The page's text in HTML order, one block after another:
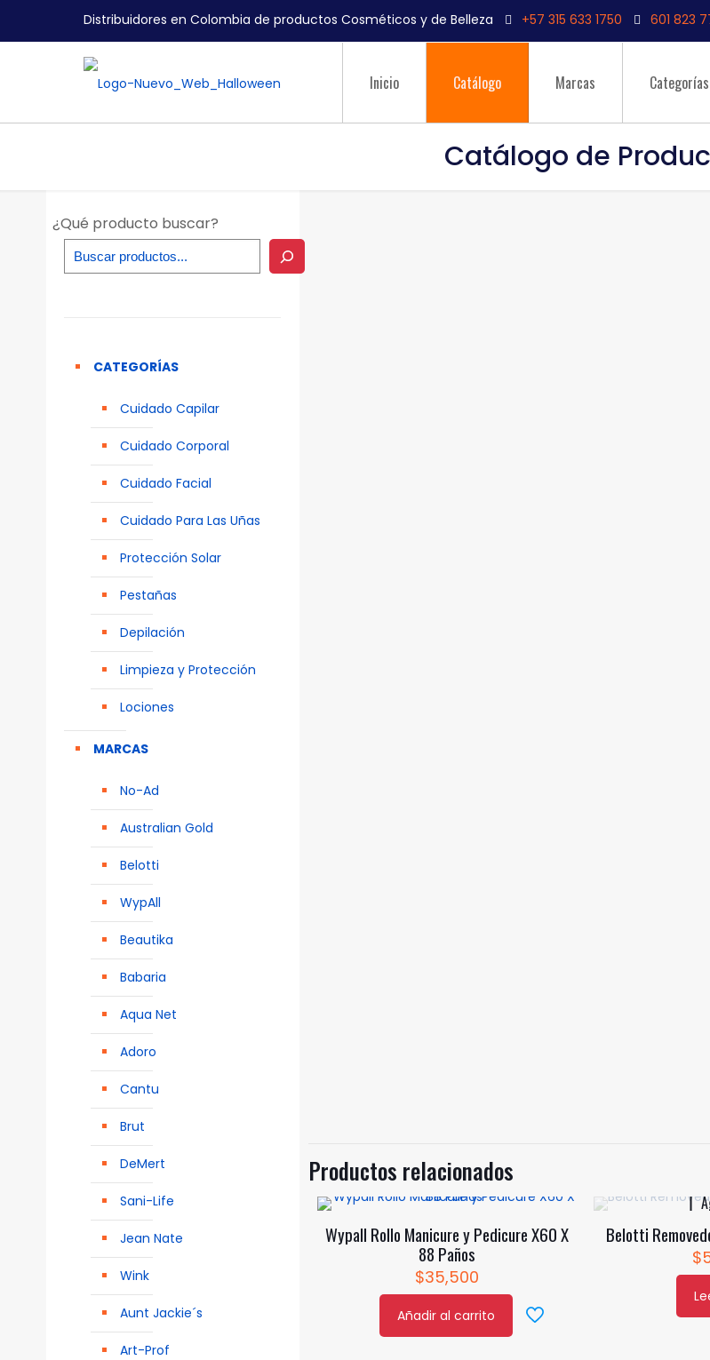
Distribuidores en Colombia de productos Cosméticos y de Belleza +57 315 633 1750 601 823
Inicio Catálogo Marcas Categorías
Catálogo de
Productos relacionados
Wypall Rollo Manicure y Pedicure X60 X
88 Paños
$35,500
Añadir al carrito
Belotti
$
¿Qué producto buscar?
CATEGORÍAS
Cuidado Capilar
Cuidado Corporal
Cuidado Facial
Cuidado Para Las Uñas
Protección Solar
Pestañas
Depilación
Limpieza y Protección
Lociones
MARCAS
No-Ad
Australian Gold
Belotti
WypAll
Beautika
Babaria
Aqua Net
Adoro
Cantu
Brut
DeMert
Sani-Life
Jean Nate
Wink
Aunt Jackie´s
Art-Prof